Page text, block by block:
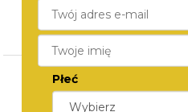
CZYTAJ WIĘCEJ
Płeć